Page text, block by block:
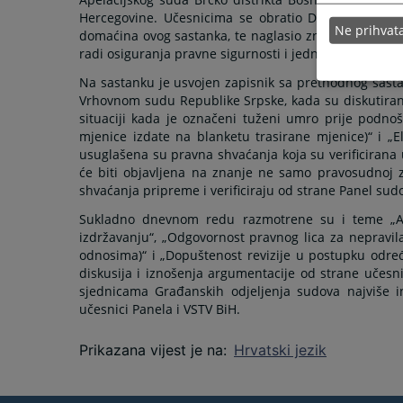
Hercegovine. Učesnicima se obratio Damjan
domaćina ovog sastanka, te naglasio značaj Panela
radi osiguranja pravne sigurnosti i jednakosti pred
Na sastanku je usvojen zapisnik sa prethodnog
Vrhovnom sudu Republike Srpske, kada su
situaciji kada je označeni tuženi umro prije
mjenice izdate na blanketu trasirane mjenice)“ i
usuglašena su pravna shvaćanja koja su
će biti objavljena na znanje ne samo pravosudnoj
shvaćanja pripreme i verificiraju od strane Panel
Sukladno dnevnom redu razmotrene su i teme
izdržavanju“, „Odgovornost pravnog lica za
odnosima)“ i „Dopuštenost revizije u postupku
diskusija i iznošenja argumentacije od strane
sjednicama Građanskih odjeljenja sudova
učesnici Panela i VSTV BiH.
Prikazana vijest je na: Hrvatski jezik
Ne